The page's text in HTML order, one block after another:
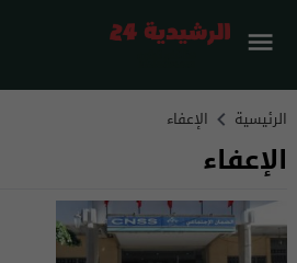
الرئيسية الإعفاء
الإعفاء